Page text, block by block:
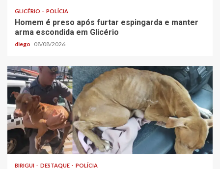
GLICÉRIO POLÍCIA
Homem é preso após furtar espingarda e manter
arma escondida em Glicério
diego 08/08/2026
BIRIGUI DESTAQUE POLÍCIA